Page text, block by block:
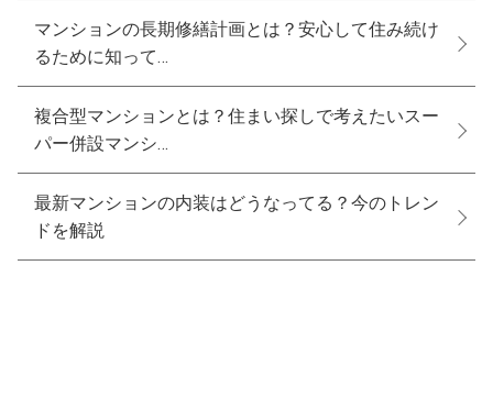
マンションの長期修繕計画とは？安心して住み続け
るために知って…
複合型マンションとは？住まい探しで考えたいスー
パー併設マンシ…
最新マンションの内装はどうなってる？今のトレン
ドを解説